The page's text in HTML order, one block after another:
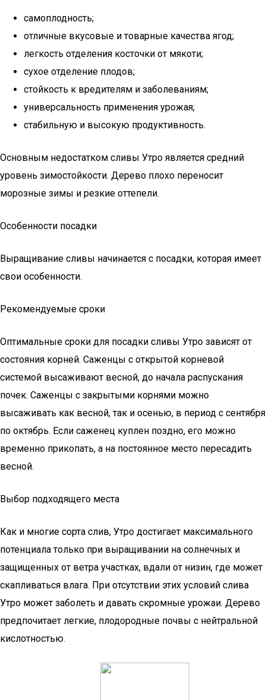
самоплодность;
отличные вкусовые и товарные качества ягод;
легкость отделения косточки от мякоти;
сухое отделение плодов;
стойкость к вредителям и заболеваниям;
универсальность применения урожая;
стабильную и высокую продуктивность.
Основным недостатком сливы Утро является средний
уровень зимостойкости. Дерево плохо переносит
морозные зимы и резкие оттепели.
Особенности посадки
Выращивание сливы начинается с посадки, которая имеет
свои особенности.
Рекомендуемые сроки
Оптимальные сроки для посадки сливы Утро зависят от
состояния корней. Саженцы с открытой корневой
системой высаживают весной, до начала распускания
почек. Саженцы с закрытыми корнями можно
высаживать как весной, так и осенью, в период с сентября
по октябрь. Если саженец куплен поздно, его можно
временно прикопать, а на постоянное место пересадить
весной.
Выбор подходящего места
Как и многие сорта слив, Утро достигает максимального
потенциала только при выращивании на солнечных и
защищенных от ветра участках, вдали от низин, где может
скапливаться влага. При отсутствии этих условий слива
Утро может заболеть и давать скромные урожаи. Дерево
предпочитает легкие, плодородные почвы с нейтральной
кислотностью.